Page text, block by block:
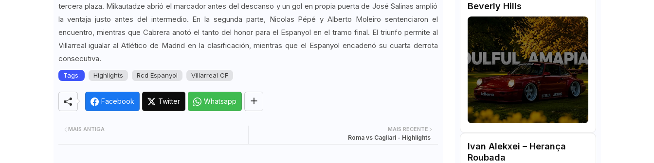
tercera plaza. Mikautadze abrió el marcador antes del descanso y un gol en propia puerta de José Salinas amplió
la ventaja justo antes del intermedio. En la segunda parte, Nicolas Pépé y Alberto Moleiro sentenciaron el
encuentro, mientras que Cabrera anotó el tanto del honor para el Espanyol en el tramo final. El triunfo permite al
Villarreal igualar al Atlético de Madrid en la clasificación, mientras que el Espanyol encadenó su cuarta derrota
consecutiva.
Tags: Highlights Rcd Espanyol Villarreal CF
Facebook Twitter Whatsapp
MAIS RECENTE
Roma vs Cagliari - Highlights
MAIS ANTIGA
Beverly Hills
Ivan Alekxei – Herança
Roubada